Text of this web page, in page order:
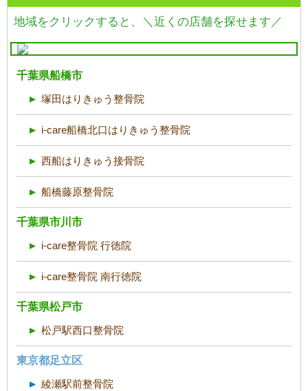
地域をクリックすると、 ＼近くの店舗を探せます／
千葉県船橋市
塚田はりきゅう整骨院
i-care船橋北口はりきゅう整骨院
西船はりきゅう接骨院
船橋藤原整骨院
千葉県市川市
i-care整骨院 行徳院
i-care整骨院 南行徳院
千葉県松戸市
松戸駅西口整骨院
東京都足立区
綾瀬駅前整骨院